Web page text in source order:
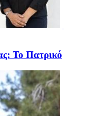
Το Πατρικό